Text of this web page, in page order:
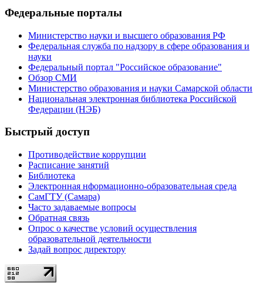
Федеральные порталы
Министерство науки и высшего образования РФ
Федеральная служба по надзору в сфере образования и
науки
Федеральный портал "Российское образование"
Обзор СМИ
Министерство образования и науки Самарской области
Национальная электронная библиотека Российской
Федерации (НЭБ)
Быстрый доступ
Противодействие коррупции
Расписание занятий
Библиотека
Электронная нформационно-образовательная среда
СамГТУ (Самара)
Часто задаваемые вопросы
Обратная связь
Опрос о качестве условий осуществления
образовательной деятельности
Задай вопрос директору